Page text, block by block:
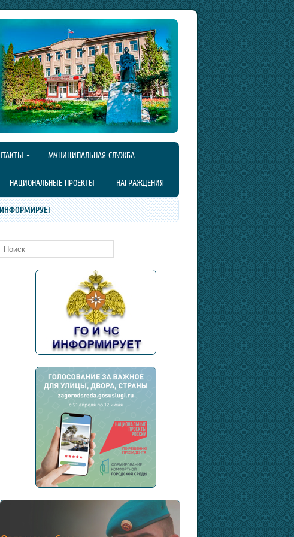
МУНИЦИПАЛЬНАЯ СЛУЖБА
НАЦИОНАЛЬНЫЕ ПРОЕКТЫ НАГРАЖДЕНИЯ
Поиск